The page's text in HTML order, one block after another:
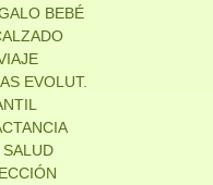
BEBÉ
EVOLUT.